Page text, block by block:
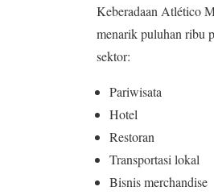
Keberadaan Atlético
menarik puluhan ribu
sektor:
Pariwisata
Hotel
Restoran
Transportasi lokal
Bisnis merchandise